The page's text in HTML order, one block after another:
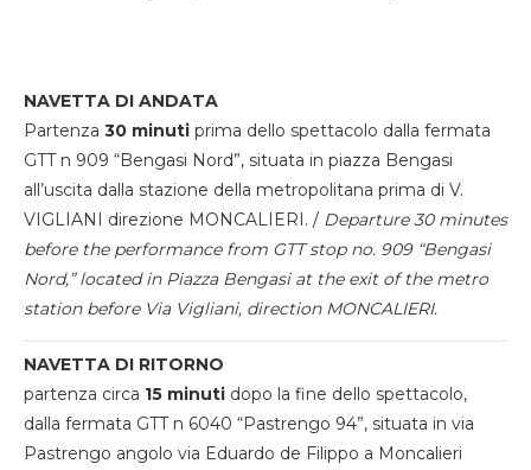
NAVETTA DI ANDATA
Partenza 30 minuti prima dello spettacolo dalla fermata
GTT n 909 “Bengasi Nord”, situata in piazza Bengasi
all’uscita dalla stazione della metropolitana prima di V.
VIGLIANI direzione MONCALIERI. / Departure 30 minutes
before the performance from GTT stop no. 909 “Bengasi
Nord,” located in Piazza Bengasi at the exit of the metro
station before Via Vigliani, direction MONCALIERI.
NAVETTA DI RITORNO
partenza circa 15 minuti dopo la fine dello spettacolo,
dalla fermata GTT n 6040 “Pastrengo 94”, situata in via
Pastrengo angolo via Eduardo de Filippo a Moncalieri